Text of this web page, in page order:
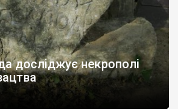
досліджує некрополі